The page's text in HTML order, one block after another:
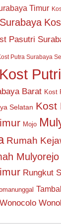
Timur
Pasutri
Putra Surabaya
Kost
Barat Kost
Selatan Kost
Mojo
Rumah
Mulyorejo
Rungkut
Wonocolo